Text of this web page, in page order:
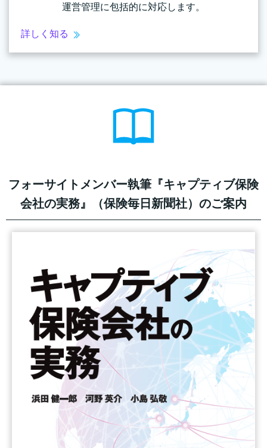
運営管理に包括的に対応します。
詳しく知る
フォーサイトメンバー執筆『キャプティブ保険
会社の実務』（保険毎日新聞社）のご案内